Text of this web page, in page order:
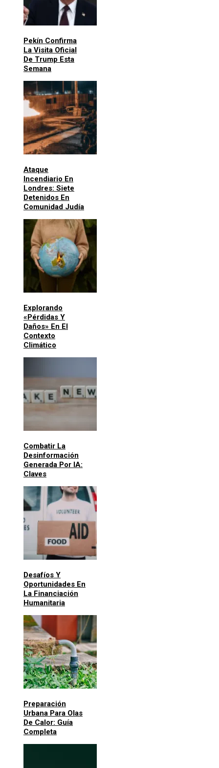
Pekín Confirma
La Visita Oficial
De Trump Esta
Semana
Ataque
Incendiario En
Londres: Siete
Detenidos En
Comunidad Judía
Explorando
«pérdidas Y
Daños» En El
Contexto
Climático
Combatir La
Desinformación
Generada Por IA:
Claves
Desafíos Y
Oportunidades En
La Financiación
Humanitaria
Preparación
Urbana Para Olas
De Calor: Guía
Completa